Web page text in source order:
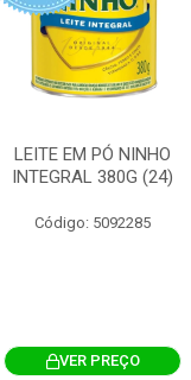
LEITE EM PÓ NINHO
INTEGRAL 380G (24)
Código: 5092285
VER PREÇO